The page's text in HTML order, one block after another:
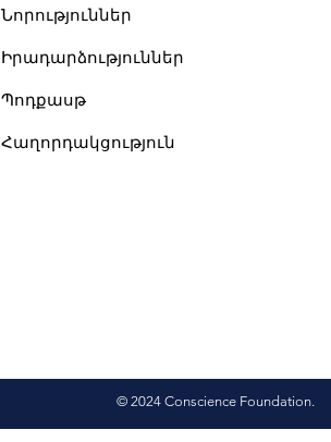
Նորություններ
Իրադարձություններ
Պոդքասթ
Հաղորդակցություն
© 2024 Conscience Foundation.